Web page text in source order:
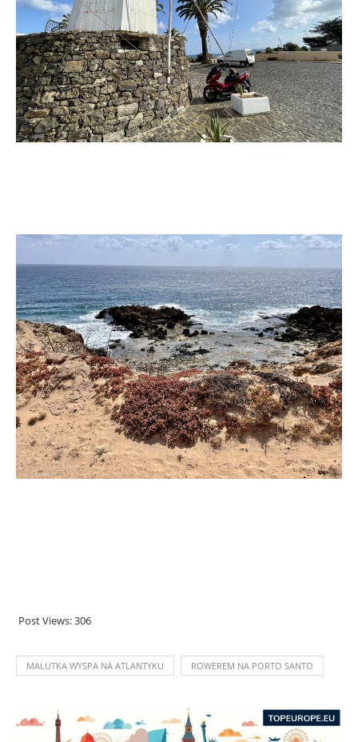
Post Views:306
MALUTKA WYSPA NA ATLANTYKU ROWEREM NA PORTO SANTO